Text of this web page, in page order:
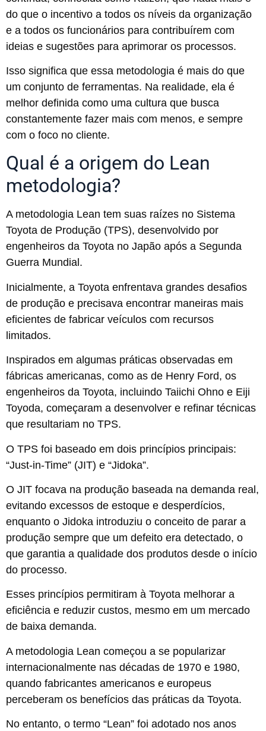
do que o incentivo a todos os níveis da organização
e a todos os funcionários para contribuírem com
ideias e sugestões para aprimorar os processos.
Isso significa que essa metodologia é mais do que
um conjunto de ferramentas. Na realidade, ela é
melhor definida como uma cultura que busca
constantemente fazer mais com menos, e sempre
com o foco no cliente.
Qual é a origem do Lean
metodologia?
A metodologia Lean tem suas raízes no Sistema
Toyota de Produção (TPS), desenvolvido por
engenheiros da Toyota no Japão após a Segunda
Guerra Mundial.
Inicialmente, a Toyota enfrentava grandes desafios
de produção e precisava encontrar maneiras mais
eficientes de fabricar veículos com recursos
limitados.
Inspirados em algumas práticas observadas em
fábricas americanas, como as de Henry Ford, os
engenheiros da Toyota, incluindo Taiichi Ohno e Eiji
Toyoda, começaram a desenvolver e refinar técnicas
que resultariam no TPS​​.
O TPS foi baseado em dois princípios principais:
“Just-in-Time” (JIT) e “Jidoka”.
O JIT focava na produção baseada na demanda real,
evitando excessos de estoque e desperdícios,
enquanto o Jidoka introduziu o conceito de parar a
produção sempre que um defeito era detectado, o
que garantia a qualidade dos produtos desde o início
do processo.
Esses princípios permitiram à Toyota melhorar a
eficiência e reduzir custos, mesmo em um mercado
de baixa demanda​.
A metodologia Lean começou a se popularizar
internacionalmente nas décadas de 1970 e 1980,
quando fabricantes americanos e europeus
perceberam os benefícios das práticas da Toyota.
No entanto, o termo “Lean” foi adotado nos anos